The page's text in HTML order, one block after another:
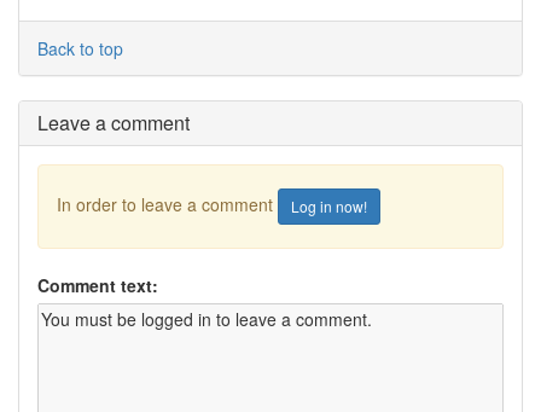
Back to top
Leave a comment
In order to leave a comment Log in now!
Comment text: